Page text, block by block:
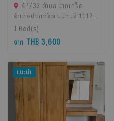
47/33 ตำบล ปากเกร็ด
อำเภอปากเกร็ด นนทบุรี 11120,
Pak Kret, 11120 Bangkok,
Thailand
1 Bed(s)
จาก THB 3,600
แนะนำ